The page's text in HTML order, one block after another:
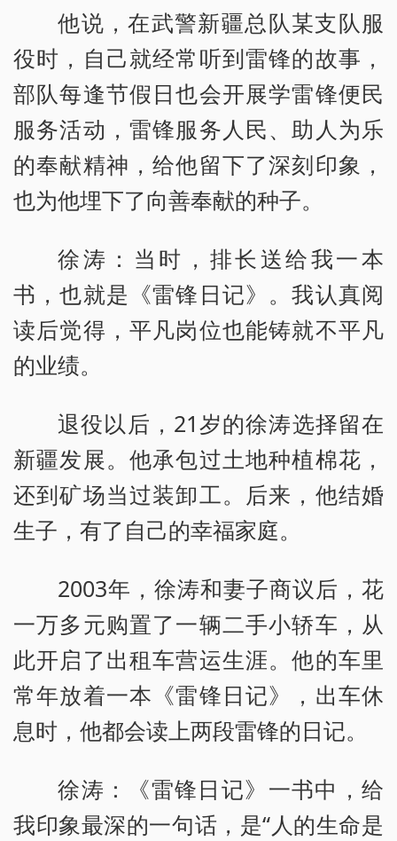
他说，在武警新疆总队某支队服
役时，自己就经常听到雷锋的故事，
部队每逢节假日也会开展学雷锋便民
服务活动，雷锋服务人民、助人为乐
的奉献精神，给他留下了深刻印象，
也为他埋下了向善奉献的种子。
徐涛：当时，排长送给我一本
书，也就是《雷锋日记》。我认真阅
读后觉得，平凡岗位也能铸就不平凡
的业绩。
退役以后，21岁的徐涛选择留在
新疆发展。他承包过土地种植棉花，
还到矿场当过装卸工。后来，他结婚
生子，有了自己的幸福家庭。
2003年，徐涛和妻子商议后，花
一万多元购置了一辆二手小轿车，从
此开启了出租车营运生涯。他的车里
常年放着一本《雷锋日记》，出车休
息时，他都会读上两段雷锋的日记。
徐涛：《雷锋日记》一书中，给
我印象最深的一句话，是“人的生命是